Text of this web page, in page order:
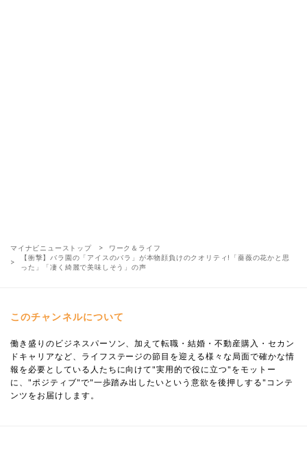
マイナビニューストップ
ワーク＆ライフ
【衝撃】バラ園の「アイスのバラ」が本物顔負けのクオリティ!「薔薇の花かと思
った」「凄く綺麗で美味しそう」の声
このチャンネルについて
働き盛りのビジネスパーソン、加えて転職・結婚・不動産購入・セカン
ドキャリアなど、ライフステージの節目を迎える様々な局面で確かな情
報を必要としている人たちに向けて"実用的で役に立つ"をモットー
に、"ポジティブ"で"一歩踏み出したいという意欲を後押しする"コンテ
ンツをお届けします。